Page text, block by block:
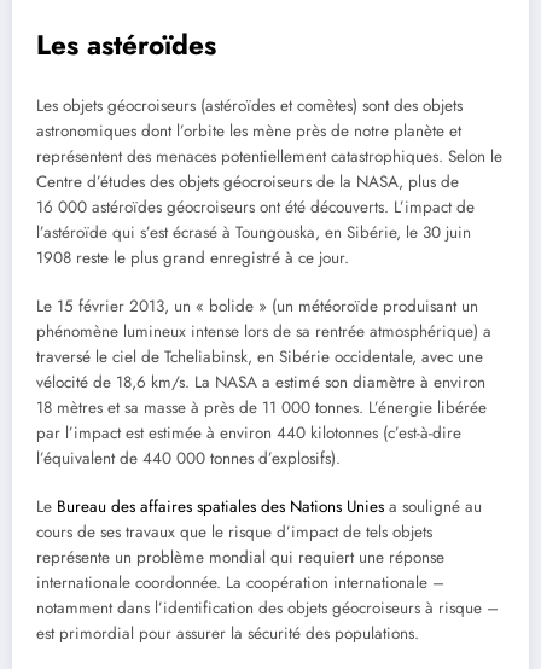
Les astéroïdes
Les objets géocroiseurs (astéroïdes et comètes) sont des objets
astronomiques dont l’orbite les mène près de notre planète et
représentent des menaces potentiellement catastrophiques. Selon le
Centre d’études des objets géocroiseurs de la NASA, plus de
16 000 astéroïdes géocroiseurs ont été découverts. L’impact de
l’astéroïde qui s’est écrasé à Toungouska, en Sibérie, le 30 juin
1908 reste le plus grand enregistré à ce jour.
Le 15 février 2013, un « bolide » (un météoroïde produisant un
phénomène lumineux intense lors de sa rentrée atmosphérique) a
traversé le ciel de Tcheliabinsk, en Sibérie occidentale, avec une
vélocité de 18,6 km/s. La NASA a estimé son diamètre à environ
18 mètres et sa masse à près de 11 000 tonnes. L’énergie libérée
par l’impact est estimée à environ 440 kilotonnes (c’est-à-dire
l’équivalent de 440 000 tonnes d’explosifs).
Le Bureau des affaires spatiales des Nations Unies a souligné au
cours de ses travaux que le risque d’impact de tels objets
représente un problème mondial qui requiert une réponse
internationale coordonnée. La coopération internationale –
notamment dans l’identification des objets géocroiseurs à risque –
est primordial pour assurer la sécurité des populations.